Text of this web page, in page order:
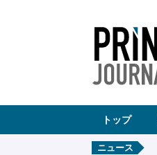
ア
ゲ
トップ
ニュース